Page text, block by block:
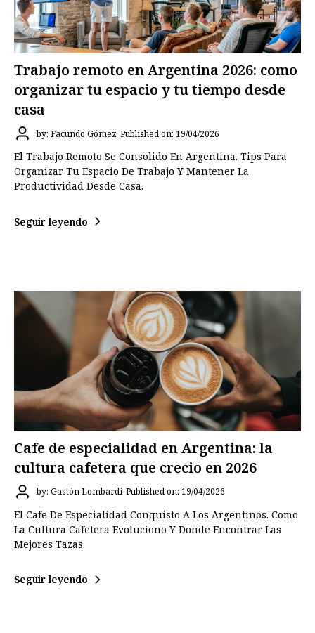
Trabajo remoto en Argentina 2026: como
organizar tu espacio y tu tiempo desde
casa
by: Facundo Gómez Published on: 19/04/2026
El Trabajo Remoto Se Consolido En Argentina. Tips Para
Organizar Tu Espacio De Trabajo Y Mantener La
Productividad Desde Casa.
Seguir leyendo
Cafe de especialidad en Argentina: la
cultura cafetera que crecio en 2026
by: Gastón Lombardi Published on: 19/04/2026
El Cafe De Especialidad Conquisto A Los Argentinos. Como
La Cultura Cafetera Evoluciono Y Donde Encontrar Las
Mejores Tazas.
Seguir leyendo